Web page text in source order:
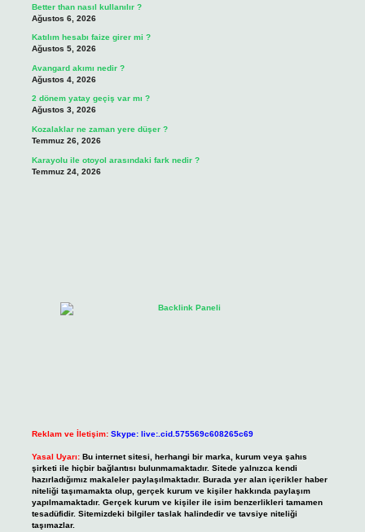
Better than nasıl kullanılır ?
Ağustos 6, 2026
Katılım hesabı faize girer mi ?
Ağustos 5, 2026
Avangard akımı nedir ?
Ağustos 4, 2026
2 dönem yatay geçiş var mı ?
Ağustos 3, 2026
Kozalaklar ne zaman yere düşer ?
Temmuz 26, 2026
Karayolu ile otoyol arasındaki fark nedir ?
Temmuz 24, 2026
Reklam ve İletişim: Skype: live:.cid.575569c608265c69
Yasal Uyarı: Bu internet sitesi, herhangi bir marka, kurum veya şahıs
şirketi ile hiçbir bağlantısı bulunmamaktadır. Sitede yalnızca kendi
hazırladığımız makaleler paylaşılmaktadır. Burada yer alan içerikler haber
niteliği taşımamakta olup, gerçek kurum ve kişiler hakkında paylaşım
yapılmamaktadır. Gerçek kurum ve kişiler ile isim benzerlikleri tamamen
tesadüfidir. Sitemizdeki bilgiler taslak halindedir ve tavsiye niteliği
taşımazlar.